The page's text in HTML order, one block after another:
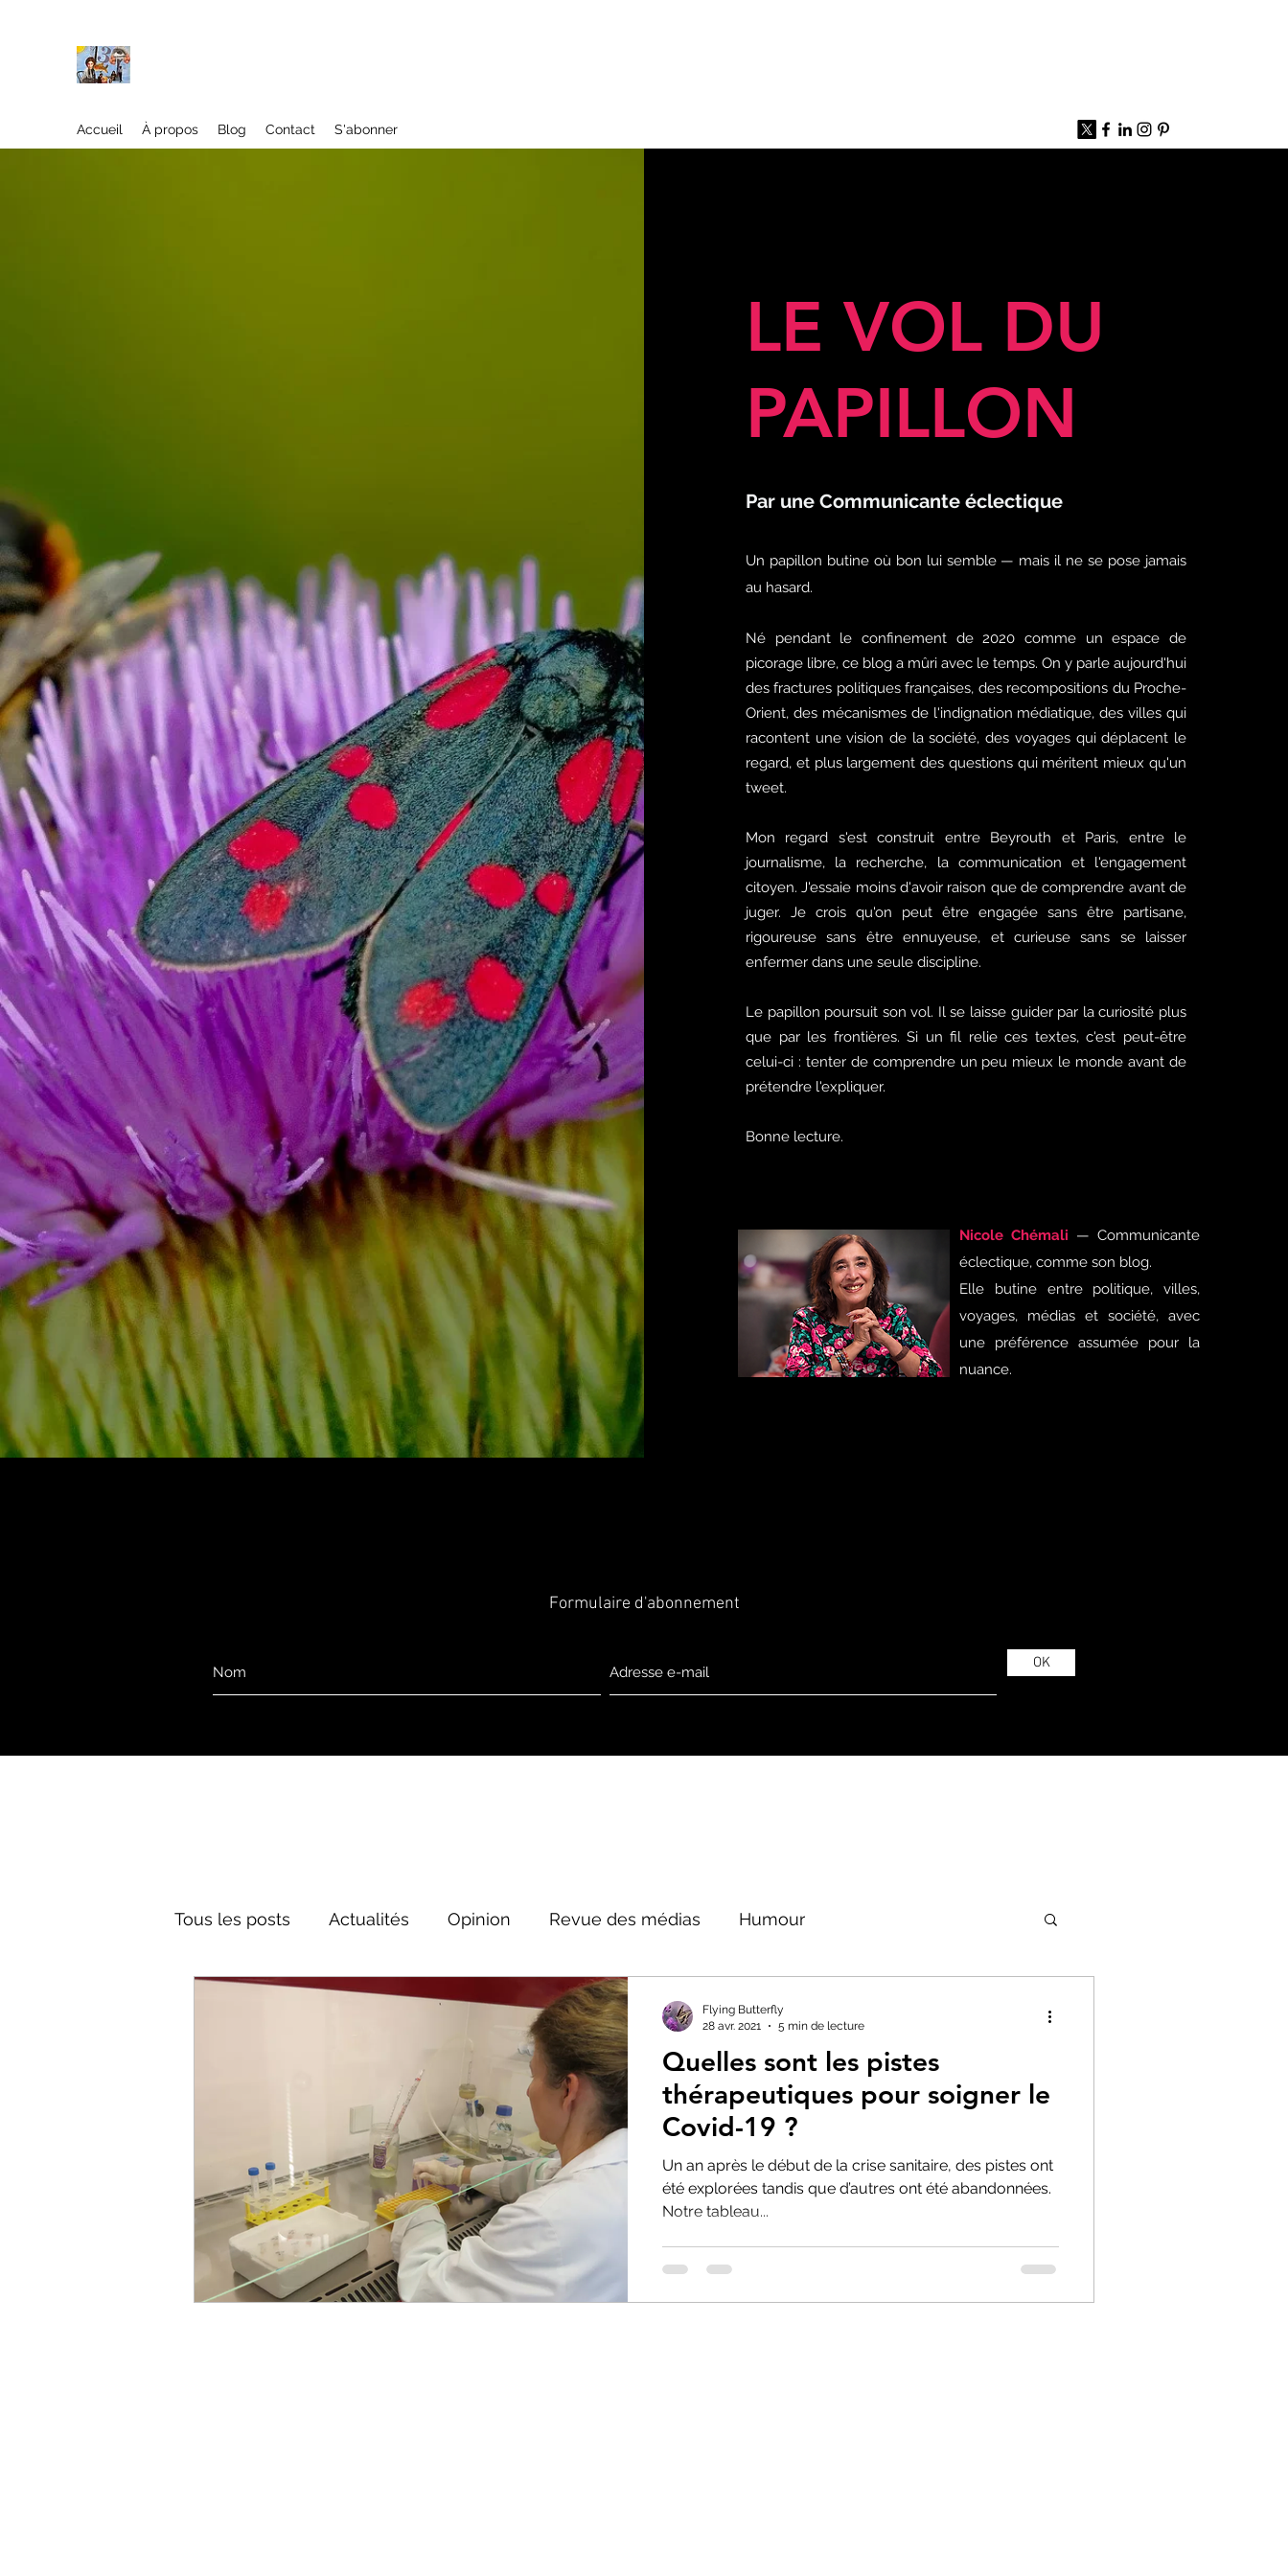
Accueil À propos Blog Contact S'abonner
LE VOL DU
PAPILLON
Par une Communicante éclectique
Un papillon butine où bon lui semble — mais il ne se pose jamais
au hasard.
Né pendant le confinement de 2020 comme un espace de
picorage libre, ce blog a mûri avec le temps. On y parle aujourd'hui
des fractures politiques françaises, des recompositions du Proche-
Orient, des mécanismes de l'indignation médiatique, des villes qui
racontent une vision de la société, des voyages qui déplacent le
regard, et plus largement des questions qui méritent mieux qu'un
tweet.
Mon regard s'est construit entre Beyrouth et Paris, entre le
journalisme, la recherche, la communication et l'engagement
citoyen. J'essaie moins d'avoir raison que de comprendre avant de
juger. Je crois qu'on peut être engagée sans être partisane,
rigoureuse sans être ennuyeuse, et curieuse sans se laisser
enfermer dans une seule discipline.
Le papillon poursuit son vol. Il se laisse guider par la curiosité plus
que par les frontières. Si un fil relie ces textes, c'est peut-être
celui-ci : tenter de comprendre un peu mieux le monde avant de
prétendre l'expliquer.
Bonne lecture.
Nicole Chémali — Communicante
éclectique, comme son blog.
Elle butine entre politique, villes,
voyages, médias et société, avec
une préférence assumée pour la
nuance.
Formulaire d'abonnement
OK
Tous les posts Actualités Opinion Revue des médias Humour
Culture&Divertissement Peinture&Photographie
Politique
Quelles sont les pistes
thérapeutiques pour soigner le
Covid-19 ?
Un an après le début de la crise sanitaire, des pistes ont
été explorées tandis que d’autres ont été abandonnées.
Notre tableau...
Flying Butterfly
28 avr. 2021
5 min de lecture